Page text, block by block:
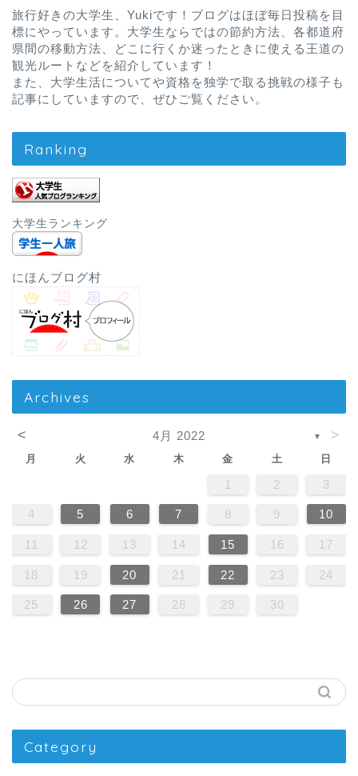
旅行好きの大学生、Yukiです！ブログはほぼ毎日投稿を目
標にやっています。大学生ならではの節約方法、各都道府
県間の移動方法、どこに行くか迷ったときに使える王道の
観光ルートなどを紹介しています！
また、大学生活についてや資格を独学で取る挑戦の様子も
記事にしていますので、ぜひご覧ください。
Ranking
大学生ランキング
にほんブログ村
Archives
< 4月 2022 ▼ >
月 火 水 木 金 土 日
1 2 3
4 5 6 7 8 9 10
11 12 13 14 15 16 17
18 19 20 21 22 23 24
25 26 27 28 29 30
Category